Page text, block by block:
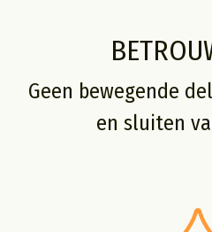
Geen bewegende
en sluiten